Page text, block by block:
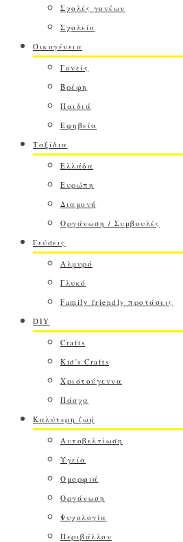
Σχολές γονέων
Σχολείο
Οικογένεια
Γονείς
Βρέφη
Παιδιά
Εφηβεία
Ταξίδια
Ελλάδα
Ευρώπη
Διαμονή
Οργάνωση / Συμβουλές
Γεύσεις
Αλμυρό
Γλυκό
Family friendly προτάσεις
DIY
Crafts
Kid's Crafts
Χριστούγεννα
Πάσχα
Καλύτερη ζωή
Αυτοβελτίωση
Υγεία
Ομορφιά
Οργάνωση
Ψυχολογία
Περιβάλλον